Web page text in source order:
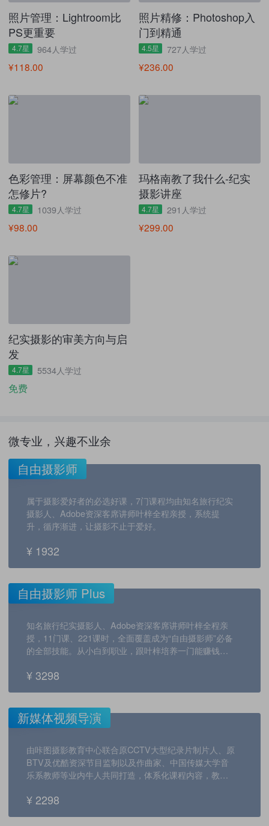
照片管理：Lightroom比
PS更重要
4.7星 964人学过
¥118.00
照片精修：Photoshop入
门到精通
4.5星 727人学过
¥236.00
色彩管理：屏幕颜色不准
怎修片?
4.7星 1039人学过
¥98.00
玛格南教了我什么-纪实
摄影讲座
4.7星 291人学过
¥299.00
纪实摄影的审美方向与启
发
4.7星 5534人学过
免费
微专业，兴趣不业余
自由摄影师
属于摄影爱好者的必选好课，7门课程均由知名旅行纪实
摄影人、Adobe资深客席讲师叶梓全程亲授，系统提
升，循序渐进，让摄影不止于爱好。
¥ 1932
自由摄影师 Plus
知名旅行纪实摄影人、Adobe资深客席讲师叶梓全程亲
授，11门课、221课时，全面覆盖成为“自由摄影师”必备
的全部技能。从小白到职业，跟叶梓培养一门能赚钱的
¥ 3298
新媒体视频导演
由咔图摄影教育中心联合原CCTV大型纪录片制片人、原
BTV及优酷资深节目监制以及作曲家、中国传媒大学音
乐系教师等业内牛人共同打造，体系化课程内容，教你
¥ 2298